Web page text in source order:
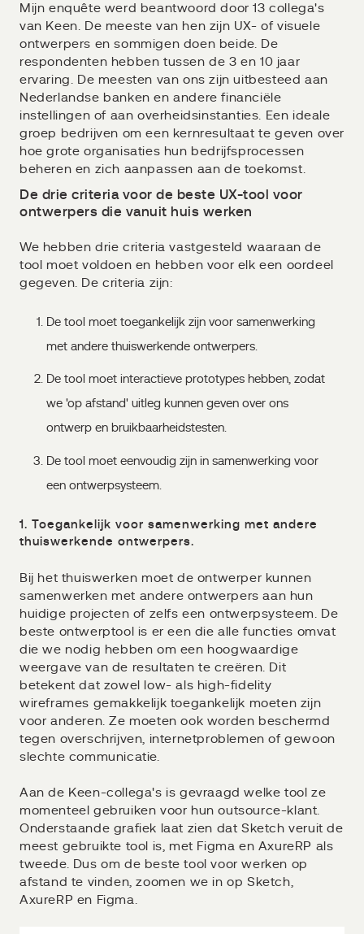
Mijn enquête werd beantwoord door 13 collega's
van Keen. De meeste van hen zijn UX- of visuele
ontwerpers en sommigen doen beide. De
respondenten hebben tussen de 3 en 10 jaar
ervaring. De meesten van ons zijn uitbesteed aan
Nederlandse banken en andere financiële
instellingen of aan overheidsinstanties. Een ideale
groep bedrijven om een kernresultaat te geven over
hoe grote organisaties hun bedrijfsprocessen
beheren en zich aanpassen aan de toekomst.
De drie criteria voor de beste UX-tool voor
ontwerpers die vanuit huis werken
We hebben drie criteria vastgesteld waaraan de
tool moet voldoen en hebben voor elk een oordeel
gegeven. De criteria zijn:
De tool moet toegankelijk zijn voor samenwerking
met andere thuiswerkende ontwerpers.
De tool moet interactieve prototypes hebben, zodat
we 'op afstand' uitleg kunnen geven over ons
ontwerp en bruikbaarheidstesten.
De tool moet eenvoudig zijn in samenwerking voor
een ontwerpsysteem.
1. Toegankelijk voor samenwerking met andere
thuiswerkende ontwerpers.
Bij het thuiswerken moet de ontwerper kunnen
samenwerken met andere ontwerpers aan hun
huidige projecten of zelfs een ontwerpsysteem. De
beste ontwerptool is er een die alle functies omvat
die we nodig hebben om een hoogwaardige
weergave van de resultaten te creëren. Dit
betekent dat zowel low- als high-fidelity
wireframes gemakkelijk toegankelijk moeten zijn
voor anderen. Ze moeten ook worden beschermd
tegen overschrijven, internetproblemen of gewoon
slechte communicatie.
Aan de Keen-collega's is gevraagd welke tool ze
momenteel gebruiken voor hun outsource-klant.
Onderstaande grafiek laat zien dat Sketch veruit de
meest gebruikte tool is, met Figma en AxureRP als
tweede. Dus om de beste tool voor werken op
afstand te vinden, zoomen we in op Sketch,
AxureRP en Figma.